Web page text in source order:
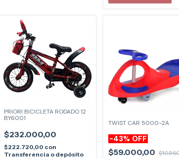
PRIORI BICICLETA RODADO 12
BY6001
$232.000,00
$222.720,00 con
Transferencia o depósito
TWIST CAR 5000-2A
-43% OFF
$59.000,00